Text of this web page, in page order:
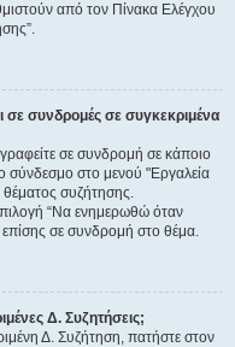
από τον Πίνακα Ελέγχου
σε συνδρομές σε συγκεκριμένα
σε συνδρομή σε κάποιο
σύνδεσμο στο μενού "Εργαλεία
συζήτησης.
“Να ενημερωθώ όταν
επίσης σε συνδρομή στο θέμα.
Δ. Συζητήσεις;
Δ. Συζήτηση, πατήστε στον